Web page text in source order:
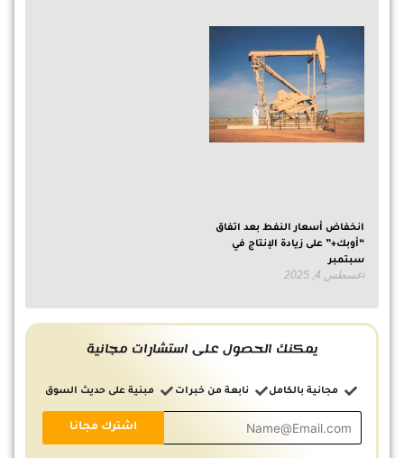
انخفاض أسعار النفط بعد اتفاق
“أوبك+” على زيادة الإنتاج في
سبتمبر
أغسطس 4, 2025
يمكنك الحصول على استشارات مجانية
مجانية بالكامل نابعة من خبرات مبنية على حديث السوق